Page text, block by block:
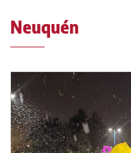
Neuquén